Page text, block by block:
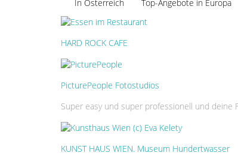
In Österreich Top-Angebote in Europa
HARD ROCK CAFE
PicturePeople Fotostudios
Super easy und super professionell und
KUNST HAUS WIEN. Museum Hundertwasser